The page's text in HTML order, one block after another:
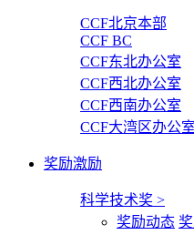
CCF北京本部
CCF BC
CCF东北办公室
CCF西北办公室
CCF西南办公室
CCF大湾区办公室
奖励激励
科学技术奖 >
奖励动态